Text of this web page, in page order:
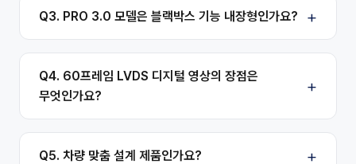
Q3. PRO 3.0 모델은 블랙박스 기능 내장형인가요?
Q4. 60프레임 LVDS 디지털 영상의 장점은
무엇인가요?
Q5. 차량 맞춤 설계 제품인가요?